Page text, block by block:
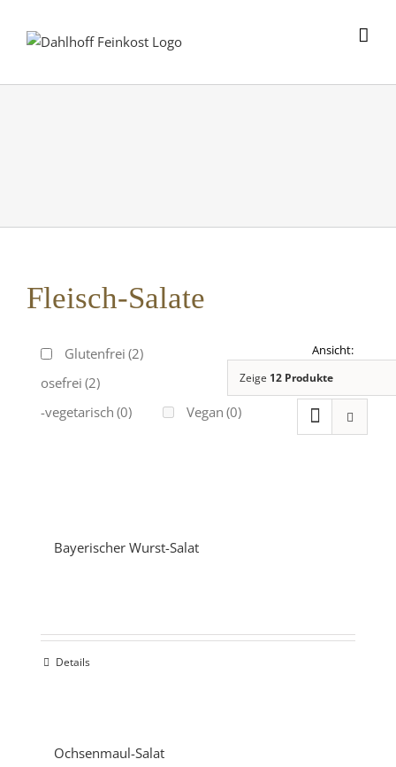
Fleisch-Salate
Glutenfrei (2)
Laktosefrei (2)
Ovo-vegetarisch (0) Vegan (0)
Zeige 12 Produkte
Bayerischer Wurst-Salat
Details
Ochsenmaul-Salat